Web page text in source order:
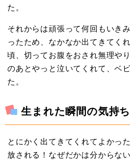
た。
それからは頑張って何回もいき
ったため、なかなか出てきてく
頃、切ってお腹をおされ無理や
のあとやっと泣いてくれて、ベ
た。
生まれた瞬間の気持
とにかく出てきてくれてよかっ
放される！なぜだかは分からな